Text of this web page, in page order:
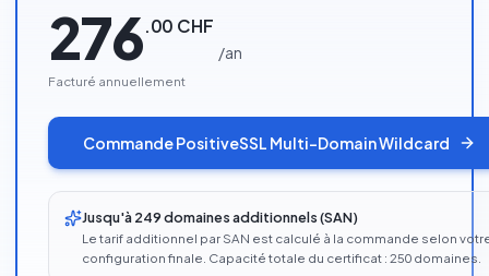
276.00 CHF
/an
Facturé annuellement
CommandePositiveSSL Multi-Domain Wildcard
Jusqu'à 249 domaines additionnels (SAN)
Le tarif additionnel par SAN est calculé à la commande selon
configuration finale. Capacité totale du certificat : 250 domaines.